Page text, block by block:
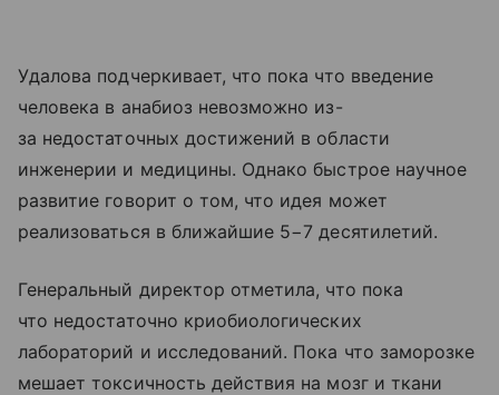
Удалова подчеркивает, что пока что введение
человека в анабиоз невозможно из-
за недостаточных достижений в области
инженерии и медицины. Однако быстрое научное
развитие говорит о том, что идея может
реализоваться в ближайшие 5−7 десятилетий.
Генеральный директор отметила, что пока
что недостаточно криобиологических
лабораторий и исследований. Пока что заморозке
мешает токсичность действия на мозг и ткани